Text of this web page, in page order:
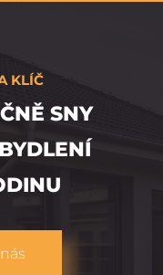
KLÍČ
SNY